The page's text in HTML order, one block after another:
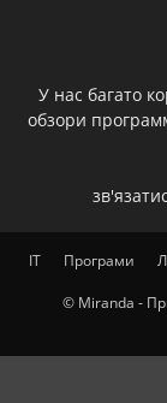
У нас багато
обзори
IT Програми
© Miranda -